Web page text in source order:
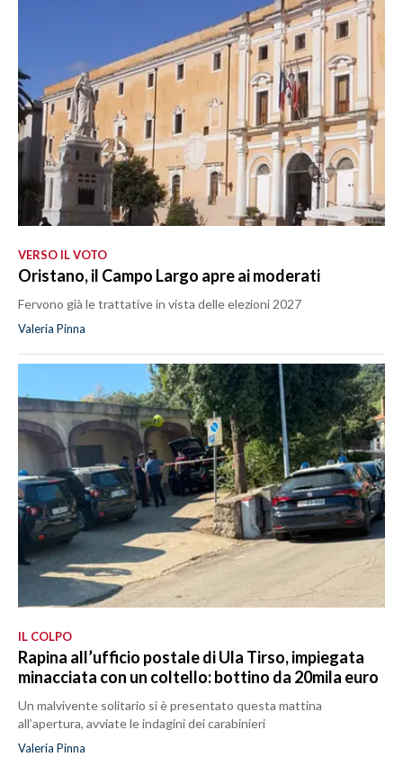
VERSO IL VOTO
Oristano, il Campo Largo apre ai moderati
Fervono già le trattative in vista delle elezioni 2027
Valeria Pinna
IL COLPO
Rapina all’ufficio postale di Ula Tirso, impiegata
minacciata con un coltello: bottino da 20mila euro
Un malvivente solitario si è presentato questa mattina
all’apertura, avviate le indagini dei carabinieri
Valeria Pinna